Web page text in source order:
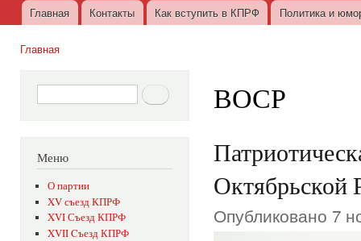
Главное меню
Главная Контакты Как вступить в КПРФ Политика и
Главная
Форма поиска Поиск
Меню
О партии
XV съезд КПРФ
XVI Съезд КПРФ
XVII Cъезд КПРФ
ВОСР
Октябрьской
Опубликовано 7